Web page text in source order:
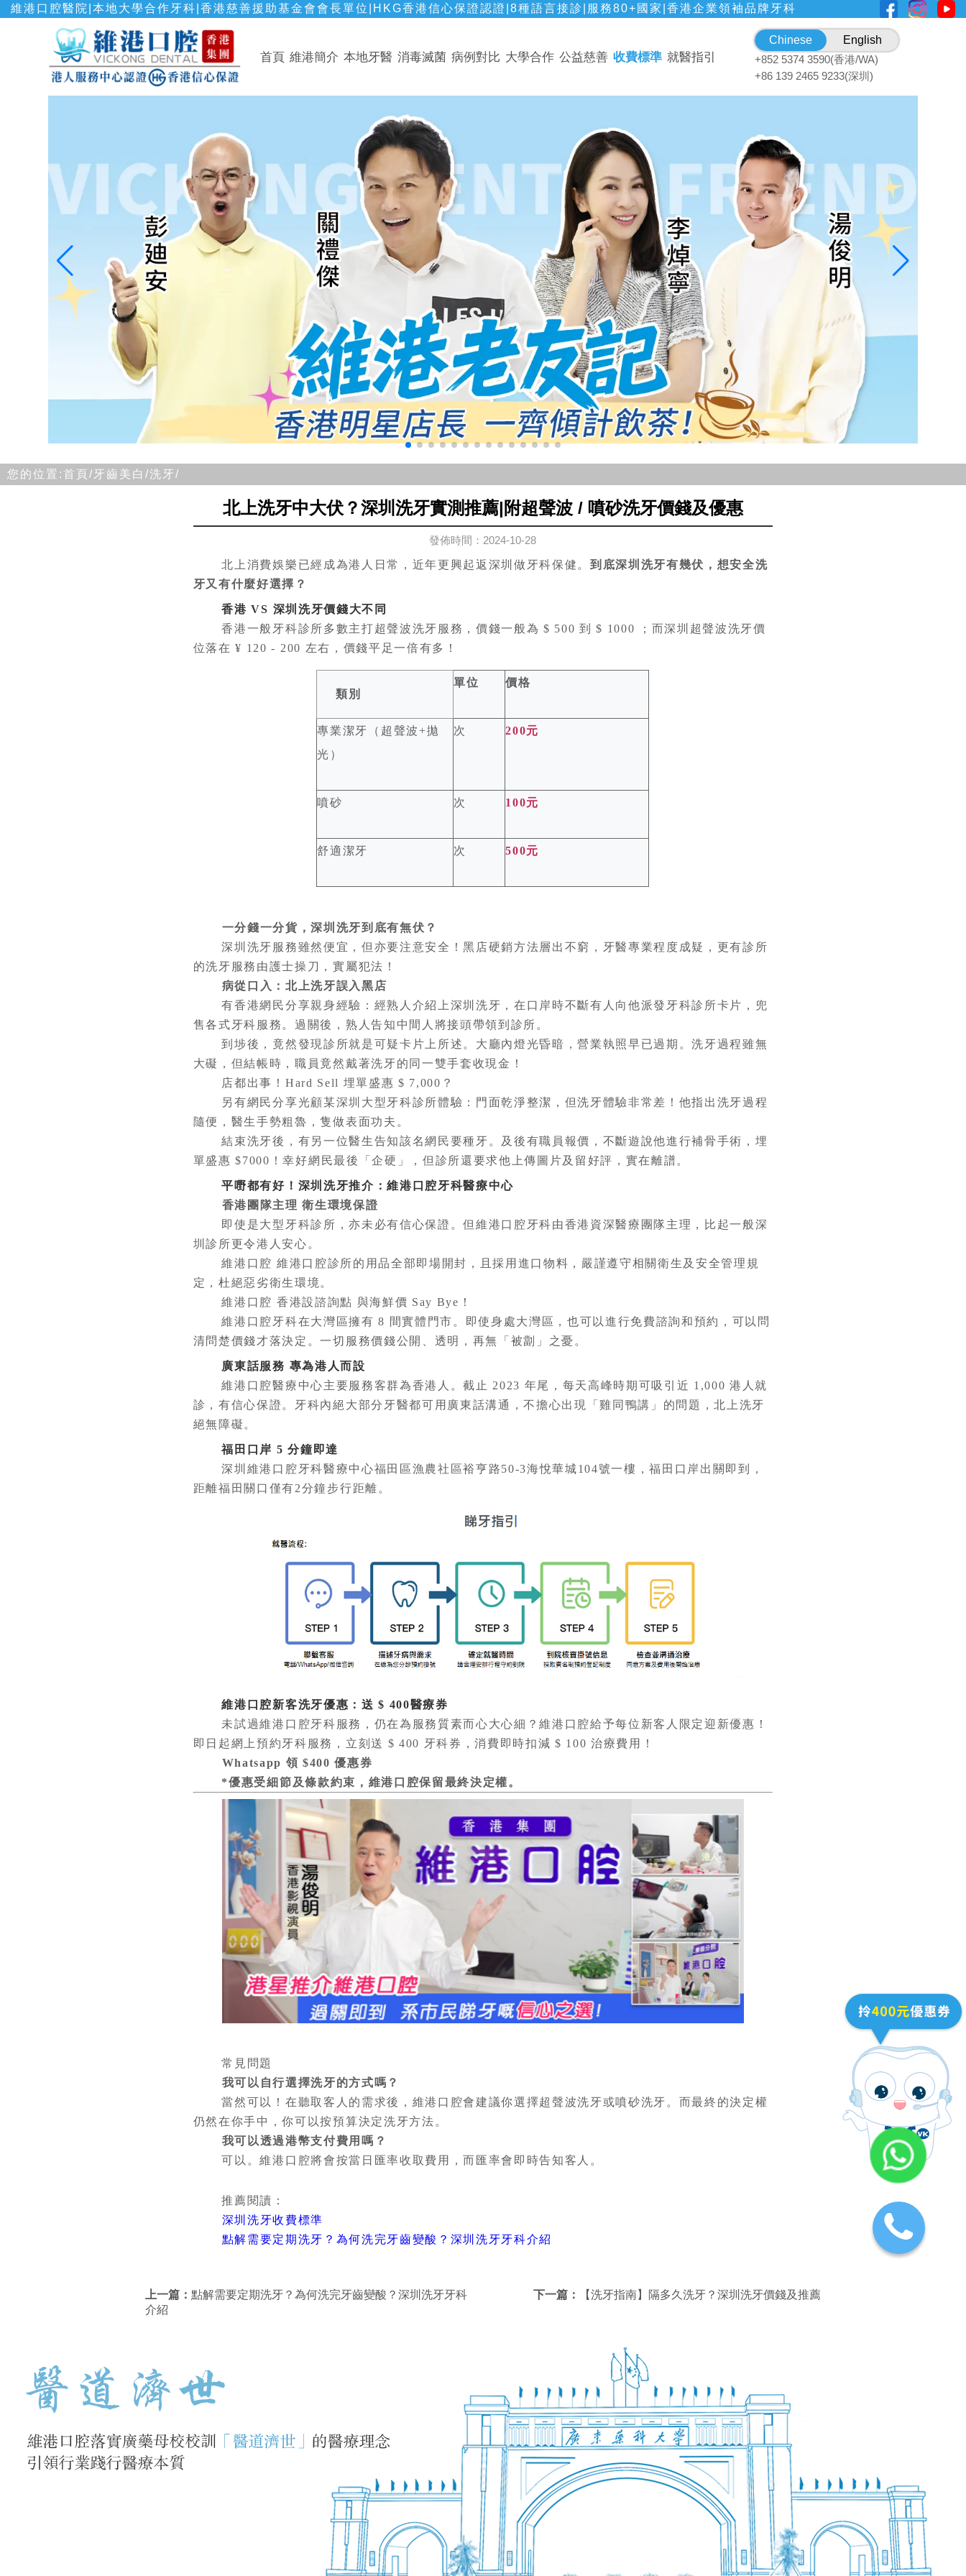
維港口腔醫院|本地大學合作牙科|香港慈善援助基金會會長單位|HKG香港信心保證認證|8種語言接診|服務80+國家|香港企業領袖品牌牙科
首頁 維港簡介 本地牙醫 消毒滅菌 病例對比 大學合作 公益慈善 收費標準 就醫指引
Chinese
English
+852 5374 3590(香港/WA)
+86 139 2465 9233(深圳)
您的位置:首頁/ 牙齒美白/洗牙/
北上洗牙中大伏？深圳洗牙實測推薦|附超聲波 / 噴砂洗牙價錢及優惠
發佈時間：2024-10-28
北上消費娛樂已經成為港人日常，近年更興起返深圳做牙科保健。 到底深圳洗牙有幾伏，想安全洗
牙又有什麼好選擇？
香港 VS 深圳洗牙價錢大不同
香港一般牙科診所多數主打超聲波洗牙服務，價錢一般為 $ 500 到 $ 1000 ；而深圳超聲波洗牙價
位落在 ¥ 120 - 200 左右，價錢平足一倍有多！
類別
單位 價格
專業潔牙（超聲波+拋
光）
次 200元
噴砂 次 100元
舒適潔牙 次 500元
一分錢一分貨，深圳洗牙到底有無伏？
深圳洗牙服務雖然便宜，但亦要注意安全！黑店硬銷方法層出不窮，牙醫專業程度成疑，更有診所
的洗牙服務由護士操刀，實屬犯法！
病從口入：北上洗牙誤入黑店
有香港網民分享親身經驗：經熟人介紹上深圳洗牙，在口岸時不斷有人向他派發牙科診所卡片，兜
售各式牙科服務。過關後，熟人告知中間人將接頭帶領到診所。
到埗後，竟然發現診所就是可疑卡片上所述。大廳內燈光昏暗，營業執照早已過期。洗牙過程雖無
大礙，但結帳時，職員竟然戴著洗牙的同一雙手套收現金！
店都出事！Hard Sell 埋單盛惠 $ 7,000？
另有網民分享光顧某深圳大型牙科診所體驗：門面乾淨整潔，但洗牙體驗非常差！他指出洗牙過程
隨便，醫生手勢粗魯，隻做表面功夫。
結束洗牙後，有另一位醫生告知該名網民要種牙。及後有職員報價，不斷遊說他進行補骨手術，埋
單盛惠 $7000！幸好網民最後「企硬」，但診所還要求他上傳圖片及留好評，實在離譜。
平嘢都有好！深圳洗牙推介：維港口腔牙科醫療中心
香港團隊主理 衛生環境保證
即使是大型牙科診所，亦未必有信心保證。但維港口腔牙科由香港資深醫療團隊主理，比起一般深
圳診所更令港人安心。
維港口腔 維港口腔診所的用品全部即場開封，且採用進口物料，嚴謹遵守相關衛生及安全管理規
定，杜絕惡劣衛生環境。
維港口腔 香港設諮詢點 與海鮮價 Say Bye！
維港口腔牙科在大灣區擁有 8 間實體門市。即使身處大灣區，也可以進行免費諮詢和預約，可以問
清問楚價錢才落決定。一切服務價錢公開、透明，再無「被劏」之憂。
廣東話服務 專為港人而設
維港口腔醫療中心主要服務客群為香港人。截止 2023 年尾，每天高峰時期可吸引近 1,000 港人就
診，有信心保證。牙科內絕大部分牙醫都可用廣東話溝通，不擔心出現「雞同鴨講」的問題，北上洗牙
絕無障礙。
福田口岸 5 分鐘即達
深圳維港口腔牙科醫療中心福田區漁農社區裕亨路50-3海悅華城104號一樓，福田口岸出關即到，
距離福田關口僅有2分鐘步行距離。
維港口腔新客洗牙優惠：送 $ 400醫療券
未試過維港口腔牙科服務，仍在為服務質素而心大心細？維港口腔給予每位新客人限定迎新優惠！
即日起網上預約牙科服務，立刻送 $ 400 牙科券，消費即時扣減 $ 100 治療費用！
Whatsapp 領 $400 優惠券
*優惠受細節及條款約束，維港口腔保留最終決定權。
常見問題
我可以自行選擇洗牙的方式嗎？
當然可以！在聽取客人的需求後，維港口腔會建議你選擇超聲波洗牙或噴砂洗牙。而最終的決定權
仍然在你手中，你可以按預算決定洗牙方法。
我可以透過港幣支付費用嗎？
可以。維港口腔將會按當日匯率收取費用，而匯率會即時告知客人。
推薦閱讀：
深圳洗牙收費標準
點解需要定期洗牙？為何洗完牙齒變酸？深圳洗牙牙科介紹
上一篇： 點解需要定期洗牙？為何洗完牙齒變酸？深圳洗牙牙科
介紹
下一篇： 【洗牙指南】隔多久洗牙？深圳洗牙價錢及推薦